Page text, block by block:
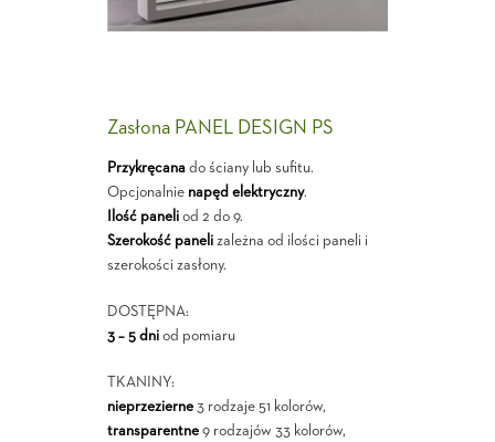
Zasłona PANEL DESIGN PS
Przykręcanado ściany lub sufitu.
Opcjonalnie napęd elektryczny.
Ilość paneliod 2 do 9.
Szerokość panelizależna od ilości paneli i
szerokości zasłony.
DOSTĘPNA:
3 – 5 dniod pomiaru
TKANINY:
nieprzezierne3 rodzaje 51 kolorów,
transparentne9 rodzajów 33 kolorów,